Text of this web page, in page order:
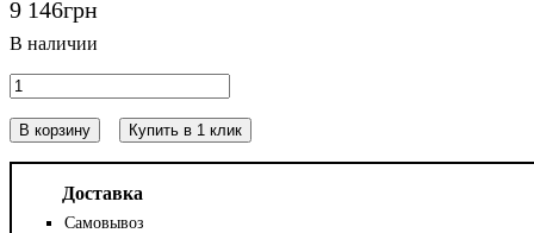
9 146грн
В корзину Купить в 1 клик
Доставка
Самовывоз